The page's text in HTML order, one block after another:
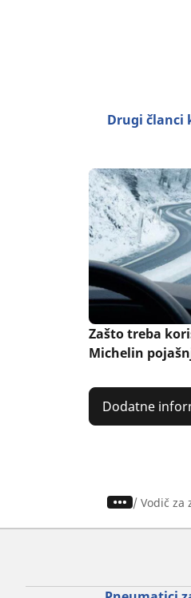
Drugi članci
Zašto treba
Michelin
Dodatne
/ Vodič za